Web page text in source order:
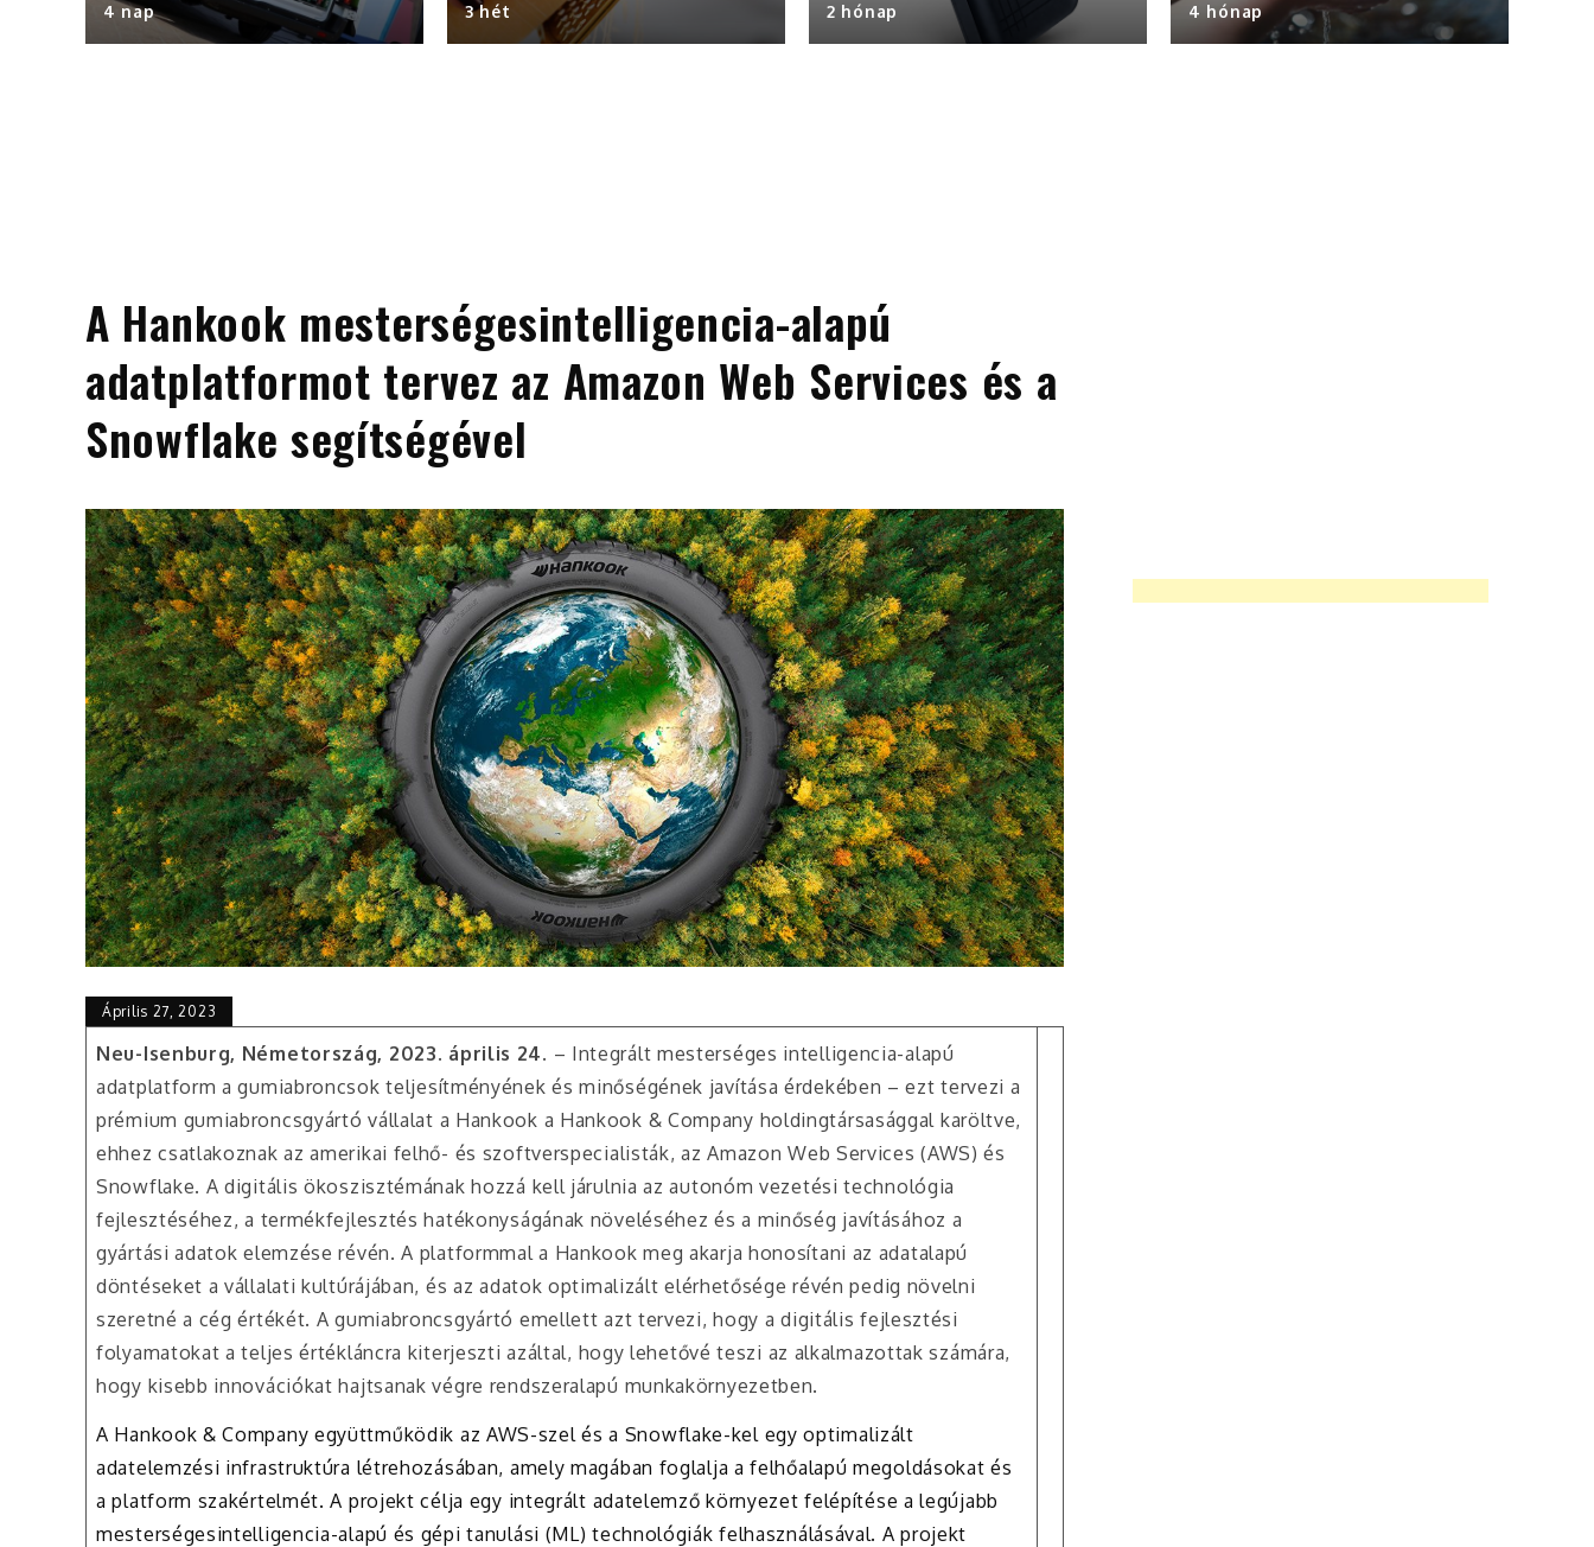
4 nap 3 hét 2 hónap 4 hónap
A Hankook mesterségesintelligencia-alapú
adatplatformot tervez az Amazon Web Services és a
Snowflake segítségével
Április 27, 2023
Neu-Isenburg, Németország, 2023. április 24. – Integrált mesterséges intelligencia-alapú
adatplatform a gumiabroncsok teljesítményének és minőségének javítása érdekében – ezt tervezi a
prémium gumiabroncsgyártó vállalat a Hankook a Hankook & Company holdingtársasággal karöltve,
ehhez csatlakoznak az amerikai felhő- és szoftverspecialisták, az Amazon Web Services (AWS) és
Snowflake. A digitális ökoszisztémának hozzá kell járulnia az autonóm vezetési technológia
fejlesztéséhez, a termékfejlesztés hatékonyságának növeléséhez és a minőség javításához a
gyártási adatok elemzése révén. A platformmal a Hankook meg akarja honosítani az adatalapú
döntéseket a vállalati kultúrájában, és az adatok optimalizált elérhetősége révén pedig növelni
szeretné a cég értékét. A gumiabroncsgyártó emellett azt tervezi, hogy a digitális fejlesztési
folyamatokat a teljes értékláncra kiterjeszti azáltal, hogy lehetővé teszi az alkalmazottak számára,
hogy kisebb innovációkat hajtsanak végre rendszeralapú munkakörnyezetben.
A Hankook & Company együttműködik az AWS-szel és a Snowflake-kel egy optimalizált
adatelemzési infrastruktúra létrehozásában, amely magában foglalja a felhőalapú megoldásokat és
a platform szakértelmét. A projekt célja egy integrált adatelemző környezet felépítése a legújabb
mesterségesintelligencia-alapú és gépi tanulási (ML) technológiák felhasználásával. A projekt